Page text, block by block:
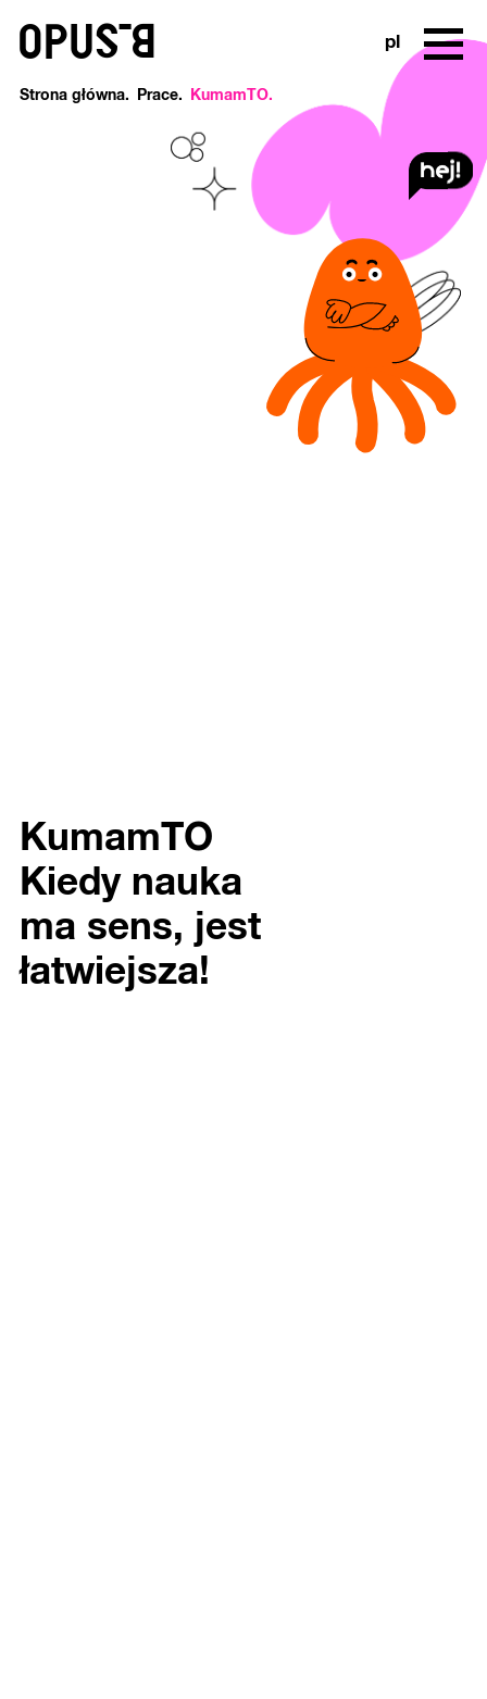
o pl
Strona główna Prace KumamTO
KumamTO
Kiedy nauka
ma sens, jest
łatwiejsza!